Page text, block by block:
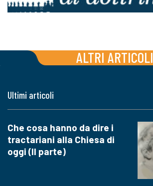
ALTRI ARTICOLI
Ultimi articoli
Che cosa hanno da dire i
tractariani alla Chiesa di
oggi (II parte)